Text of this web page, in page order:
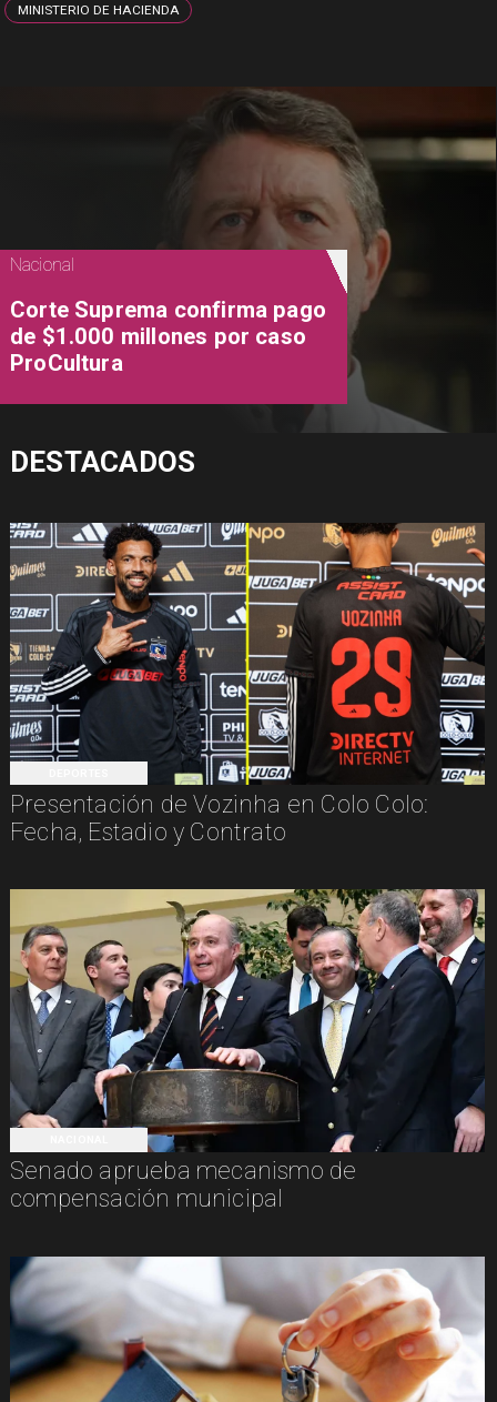
MINISTERIO DE HACIENDA
Presentación de Vozinha en Colo Colo:
Fecha, Estadio y Contrato
Senado aprueba mecanismo de
compensación municipal
Nacional
Corte Suprema confirma pago
de $1.000 millones por caso
ProCultura
DESTACADOS